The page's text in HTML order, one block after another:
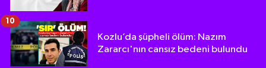
Kozlu’da şüpheli ölüm: Nazım
Zararcı'nın cansız bedeni bulundu
10